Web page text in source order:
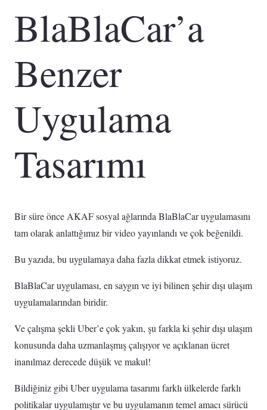
BlaBlaCar’a
Benzer
Uygulama
Tasarımı
Bir süre önce AKAF sosyal ağlarında BlaBlaCar uygulamasını
tam olarak anlattığımız bir video yayınlandı ve çok beğenildi.
Bu yazıda, bu uygulamaya daha fazla dikkat etmek istiyoruz.
BlaBlaCar uygulaması, en saygın ve iyi bilinen şehir dışı ulaşım
uygulamalarından biridir.
Ve çalışma şekli Uber’e çok yakın, şu farkla ki şehir dışı ulaşım
konusunda daha uzmanlaşmış çalışıyor ve açıklanan ücret
inanılmaz derecede düşük ve makul!
Bildiğiniz gibi Uber uygulama tasarımı farklı ülkelerde farklı
politikalar uygulamıştır ve bu uygulamanın temel amacı sürücü